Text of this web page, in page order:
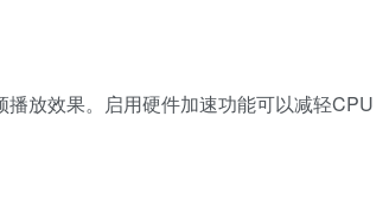
放效果。启用硬件加速功能可以减轻CPU